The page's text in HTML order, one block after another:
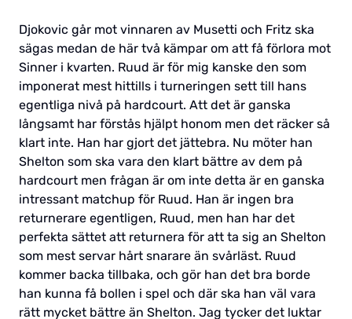
Djokovic går mot vinnaren av Musetti och Fritz ska
sägas medan de här två kämpar om att få förlora mot
Sinner i kvarten. Ruud är för mig kanske den som
imponerat mest hittills i turneringen sett till hans
egentliga nivå på hardcourt. Att det är ganska
långsamt har förstås hjälpt honom men det räcker så
klart inte. Han har gjort det jättebra. Nu möter han
Shelton som ska vara den klart bättre av dem på
hardcourt men frågan är om inte detta är en ganska
intressant matchup för Ruud. Han är ingen bra
returnerare egentligen, Ruud, men han har det
perfekta sättet att returnera för att ta sig an Shelton
som mest servar hårt snarare än svårläst. Ruud
kommer backa tillbaka, och gör han det bra borde
han kunna få bollen i spel och där ska han väl vara
rätt mycket bättre än Shelton. Jag tycker det luktar